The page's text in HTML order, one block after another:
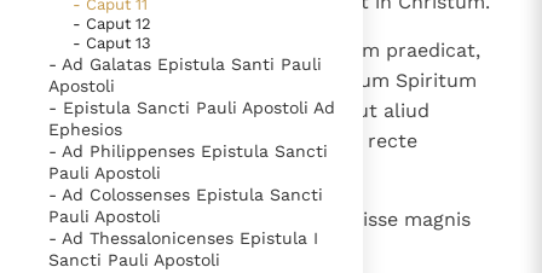
Leer de kostbare parel van Gods koninkrijk te
herkennen
Gods Koninkrijk groeit stilletjes door liefde, niet door
dwang
De mystiek. De mystieke verschijnselen en de
heiligheid
Berichten
Het Vaticaan publiceert een nieuwe Latijnse uitgave
van het Romeins martyrologium
Vaticaanse financiële waakhond verliest autonomie
Paus spreekt het Wereldvoedselprogramma toe
- Caput 11
- Caput 12
- Caput 13
- Ad Galatas Epistula Santi Pauli
Apostoli
- Epistula Sancti Pauli Apostoli Ad
Ephesios
- Ad Philippenses Epistula Sancti
Pauli Apostoli
- Ad Colossenses Epistula Sancti
Pauli Apostoli
- Ad Thessalonicenses Epistula I
Sancti Pauli Apostoli
Nam si is qui venit, alium Christum praedicat,
quem non praedicavimus, aut alium Spiritum
accipitis, quem non accepistis, aut aliud
evangelium, quod non recepistis, recte
pateremini.
Existimo enim nihil me minus fecisse magnis
apostolis;